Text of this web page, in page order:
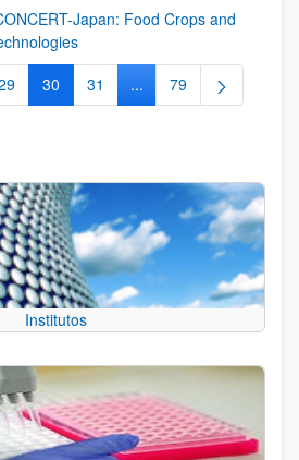
Japan: Food Crops and
intermedias Use TAB para desplazarse.
PáginaPágina
30 Página
31 ...Páginas intermedias
Página
79
Institutos